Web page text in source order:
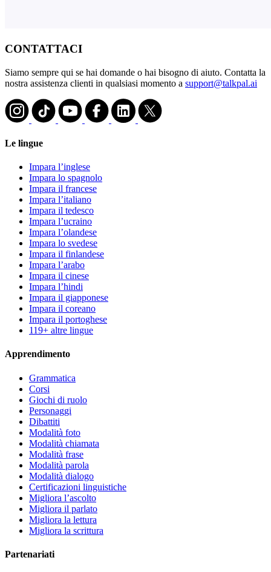
CONTATTACI
Siamo sempre qui se hai domande o hai bisogno di aiuto. Contatta la
nostra assistenza clienti in qualsiasi momento a support@talkpal.ai
Le lingue
Impara l’inglese
Impara lo spagnolo
Impara il francese
Impara l’italiano
Impara il tedesco
Impara l’ucraino
Impara l’olandese
Impara lo svedese
Impara il finlandese
Impara l’arabo
Impara il cinese
Impara l’hindi
Impara il giapponese
Impara il coreano
Impara il portoghese
119+ altre lingue
Apprendimento
Grammatica
Corsi
Giochi di ruolo
Personaggi
Dibattiti
Modalità foto
Modalità chiamata
Modalità frase
Modalità parola
Modalità dialogo
Certificazioni linguistiche
Migliora l’ascolto
Migliora il parlato
Migliora la lettura
Migliora la scrittura
Partenariati